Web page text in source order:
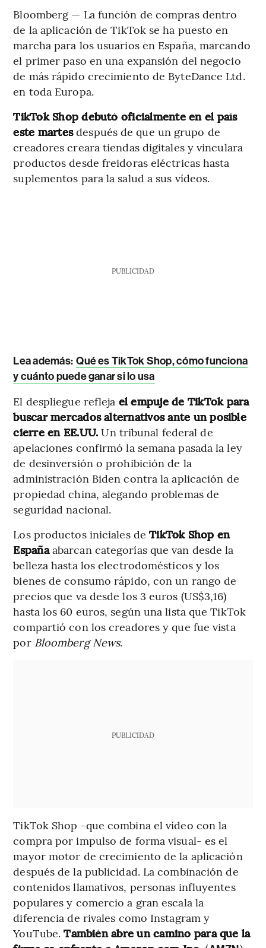
Bloomberg — La función de compras dentro
de la aplicación de TikTok se ha puesto en
marcha para los usuarios en España, marcando
el primer paso en una expansión del negocio
de más rápido crecimiento de ByteDance Ltd.
en toda Europa.
TikTok Shop debutó oficialmente en el país
este martesdespués de que un grupo de
creadores creara tiendas digitales y vinculara
productos desde freidoras eléctricas hasta
suplementos para la salud a sus vídeos.
PUBLICIDAD
Lea además: Qué es TikTok Shop, cómo funciona
y cuánto puede ganar si lo usa
El despliegue refleja el empuje de TikTok para
buscar mercados alternativos ante un posible
cierre en EE.UU.Un tribunal federal de
apelaciones confirmó la semana pasada la ley
de desinversión o prohibición de la
administración Biden contra la aplicación de
propiedad china, alegando problemas de
seguridad nacional.
Los productos iniciales deTikTok Shop en
Españaabarcan categorías que van desde la
belleza hasta los electrodomésticos y los
bienes de consumo rápido, con un rango de
precios que va desde los 3 euros (US$3,16)
hasta los 60 euros, según una lista que TikTok
compartió con los creadores y que fue vista
por Bloomberg News.
PUBLICIDAD
TikTok Shop -que combina el vídeo con la
compra por impulso de forma visual- es el
mayor motor de crecimiento de la aplicación
después de la publicidad. La combinación de
contenidos llamativos, personas influyentes
populares y comercio a gran escala la
diferencia de rivales como Instagram y
YouTube.También abre un camino para que la